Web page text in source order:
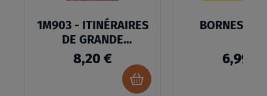
1M903 - ITINÉRAIRES
DE GRANDE
RANDONNÉE EN
FRANCE
8,20 €
Ajouter
au
BORNES
6,99 €